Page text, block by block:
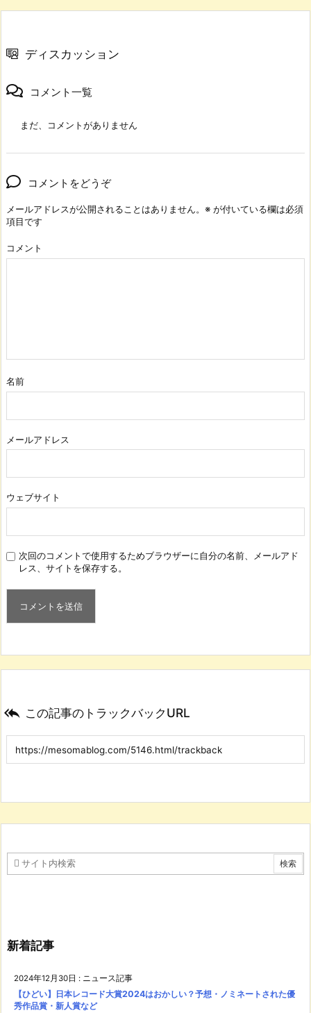
ディスカッション
コメント一覧
まだ、コメントがありません
コメントをどうぞ
メールアドレスが公開されることはありません。 ※ が付いている欄は必須
項目です
コメント
名前
メールアドレス
ウェブサイト
次回のコメントで使用するためブラウザーに自分の名前、メールアド
レス、サイトを保存する。
 この記事のトラックバックURL
新着記事
2024年12月30日 : ニュース記事
【ひどい】日本レコード大賞2024はおかしい？予想・ノミネートされた優
秀作品賞・新人賞など